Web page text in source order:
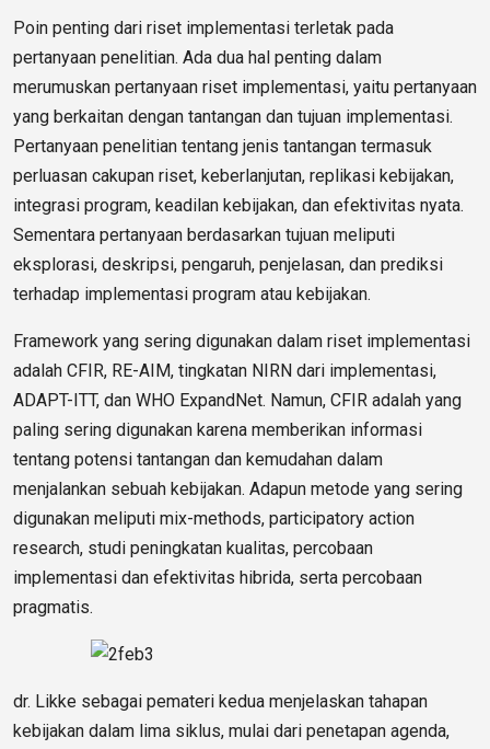
Poin penting dari riset implementasi terletak pada
pertanyaan penelitian. Ada dua hal penting dalam
merumuskan pertanyaan riset implementasi, yaitu pertanyaan
yang berkaitan dengan tantangan dan tujuan implementasi.
Pertanyaan penelitian tentang jenis tantangan termasuk
perluasan cakupan riset, keberlanjutan, replikasi kebijakan,
integrasi program, keadilan kebijakan, dan efektivitas nyata.
Sementara pertanyaan berdasarkan tujuan meliputi
eksplorasi, deskripsi, pengaruh, penjelasan, dan prediksi
terhadap implementasi program atau kebijakan.
Framework yang sering digunakan dalam riset implementasi
adalah CFIR, RE-AIM, tingkatan NIRN dari implementasi,
ADAPT-ITT, dan WHO ExpandNet. Namun, CFIR adalah yang
paling sering digunakan karena memberikan informasi
tentang potensi tantangan dan kemudahan dalam
menjalankan sebuah kebijakan. Adapun metode yang sering
digunakan meliputi mix-methods, participatory action
research, studi peningkatan kualitas, percobaan
implementasi dan efektivitas hibrida, serta percobaan
pragmatis.
dr. Likke sebagai pemateri kedua menjelaskan tahapan
kebijakan dalam lima siklus, mulai dari penetapan agenda,